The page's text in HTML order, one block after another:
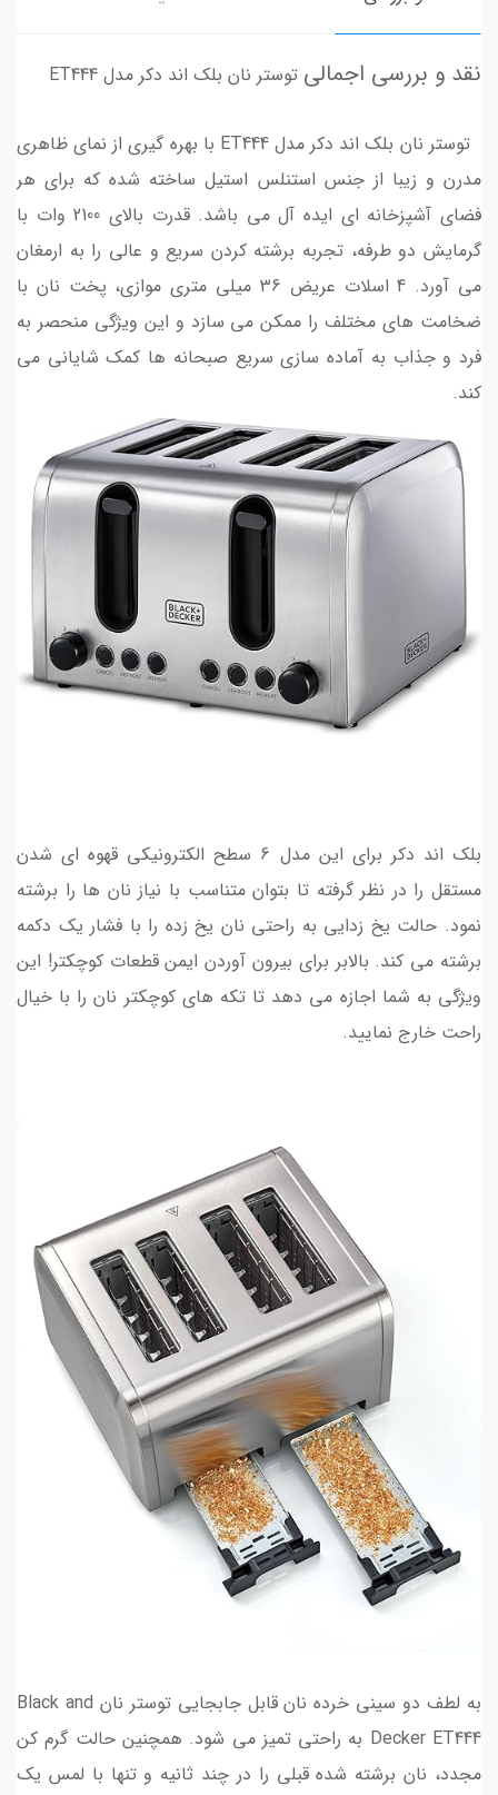
نقد و بررسی اجمالی توستر نان بلک اند دکر مدل ET444
توستر نان بلک اند دکر مدل ET444 با بهره گیری از نمای ظاهری
مدرن و زیبا از جنس استنلس استیل ساخته شده که برای هر
فضای آشپزخانه ای ایده آل می باشد. قدرت بالای 2100 وات با
گرمایش دو طرفه، تجربه برشته کردن سریع و عالی را به ارمغان
می آورد. 4 اسلات عریض 36 میلی متری موازی، پخت نان با
ضخامت های مختلف را ممکن می سازد و این ویژگی منحصر به
فرد و جذاب به آماده سازی سریع صبحانه ها کمک شایانی می
کند.
بلک اند دکر برای این مدل 6 سطح الکترونیکی قهوه ای شدن
مستقل را در نظر گرفته تا بتوان متناسب با نیاز نان ها را برشته
نمود. حالت یخ زدایی به راحتی نان یخ زده را با فشار یک دکمه
برشته می کند. بالابر برای بیرون آوردن ایمن قطعات کوچکتر! این
ویژگی به شما اجازه می دهد تا تکه های کوچکتر نان را با خیال
راحت خارج نمایید.
به لطف دو سینی خرده نان قابل جابجایی توستر نان Black and
Decker ET444 به راحتی تمیز می شود. همچنین حالت گرم کن
مجدد، نان برشته شده قبلی را در چند ثانیه و تنها با لمس یک